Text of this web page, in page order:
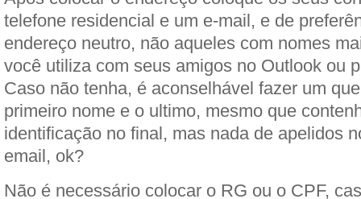
telefone residencial e um e-mail, e de
endereço neutro, não aqueles com nomes
você utiliza com seus amigos no Outlook ou
Caso não tenha, é aconselhável fazer um
primeiro nome e o ultimo, mesmo que
identificação no final, mas nada de apelidos
email, ok?
Não é necessário colocar o RG ou o CPF,